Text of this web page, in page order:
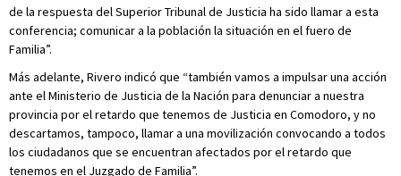
de la respuesta del Superior Tribunal de Justicia ha sido llamar a esta
conferencia; comunicar a la población la situación en el fuero de
Familia”.
Más adelante, Rivero indicó que “también vamos a impulsar una acción
ante el Ministerio de Justicia de la Nación para denunciar a nuestra
provincia por el retardo que tenemos de Justicia en Comodoro, y no
descartamos, tampoco, llamar a una movilización convocando a todos
los ciudadanos que se encuentran afectados por el retardo que
tenemos en el Juzgado de Familia”.